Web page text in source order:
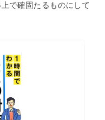
で確固たるものにして